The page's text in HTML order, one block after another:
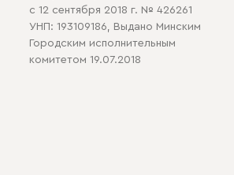
с 12 сентября 2018 г. № 426261
УНП: 193109186, Выдано Минским
Городским исполнительным
комитетом 19.07.2018